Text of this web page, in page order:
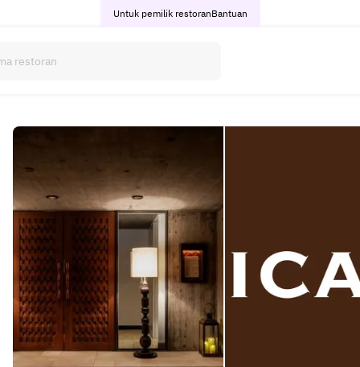
Untuk pemilik restoranBantuan